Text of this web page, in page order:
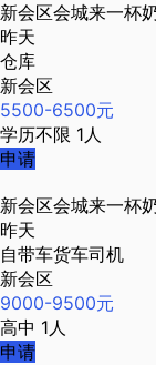
新会区会城来一杯
昨天
仓库
新会区
5500-6500元
学历不限 1人
申请
新会区会城来一杯
昨天
自带车货车司机
新会区
9000-9500元
高中 1人
申请